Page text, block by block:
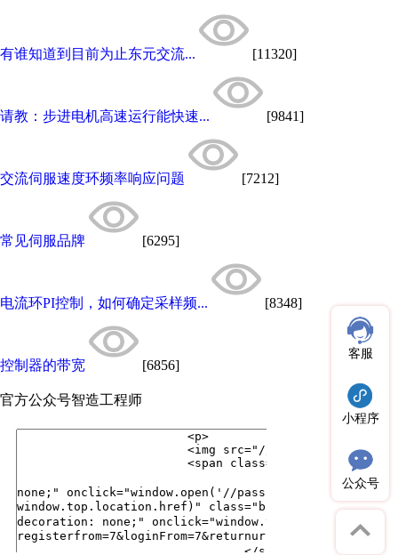
有谁知道到目前为止东元交流... [11320]
请教：步进电机高速运行能快速... [9841]
交流伺服速度环频率响应问题 [7212]
常见伺服品牌 [6295]
电流环PI控制，如何确定采样频... [8348]
控制器的带宽 [6856]
官方公众号智造工程师
客服
小程序
公众号